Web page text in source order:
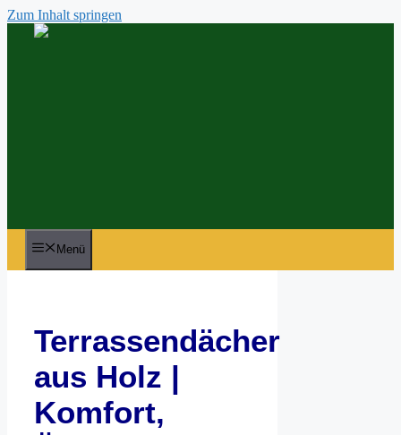
Zum Inhalt springen
Menü
Terrassendächer
aus Holz |
Komfort,